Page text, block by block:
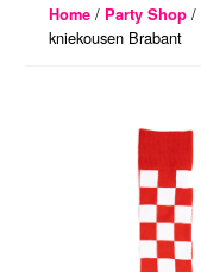
Home/ Party Shop/
kniekousen Brabant